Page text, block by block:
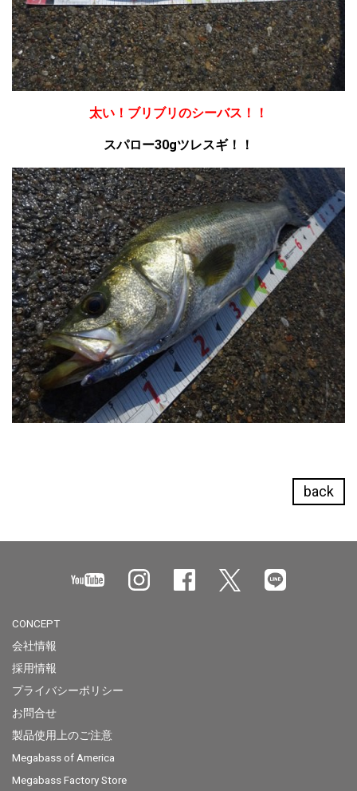
太い！ブリブリのシーバス！！
スパロー30gツレスギ！！
back
CONCEPT
会社情報
採用情報
プライバシーポリシー
お問合せ
製品使用上のご注意
Megabass of America
Megabass Factory Store